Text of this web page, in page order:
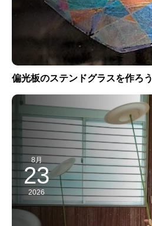
偏光板のステンドグラスを作ろう
8月
23
2026